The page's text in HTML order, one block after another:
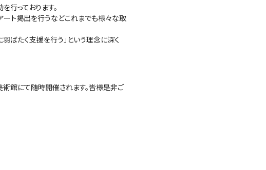
行っております。
ート掲出を行うなどこれまでも様々な取
たく支援を行う」という理念に深く
にて随時開催されます。皆様是非ご